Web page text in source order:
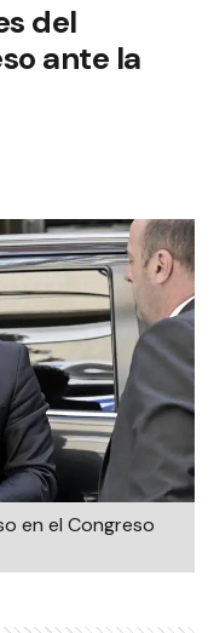
del
ante la
en el Congreso